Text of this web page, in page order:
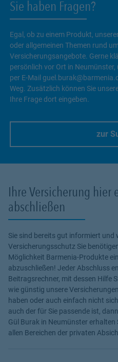
Sie haben Fragen?
Egal, ob zu einem Produkt,
oder allgemeinen Themen rund
Versicherungsangebote. Gerne
persönlich vor Ort in
per E-Mail
Weg. Zusätzlich können Sie
Ihre Frage dort eingeben.
zur
Ihre Versicherung hier
abschließen
Sie sind bereits gut informiert und
Versicherungsschutz Sie
Möglichkeit Barmenia-Produkte
abzuschließen! Jeder Abschluss
Beitragsrechner, mit dessen Hilfe
wie günstig unsere
haben oder auch einfach nicht
auch der für Sie passende ist,
Gül Burak in Neumünster
allen Bereichen der privaten